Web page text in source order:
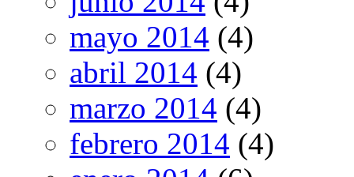
mayo 2014 (4)
abril 2014 (4)
marzo 2014 (4)
febrero 2014 (4)